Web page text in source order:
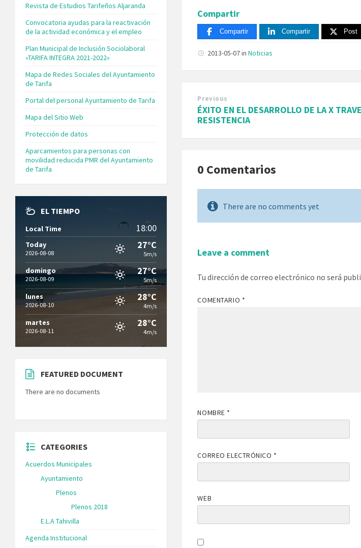
Compartir
Compartir Compartir Post
2013-05-07inNoticias
Previous
ÉXITO EN EL DESARROLLO DE LA X
RESISTENCIA
0 Comentarios
There are no comments yet
Leave a comment
Tu dirección de correo electrónico no será
COMENTARIO *
NOMBRE *
CORREO ELECTRÓNICO *
WEB
Revista de Estudios Tarifeños Aljaranda
Convocatoria ayudas para la reactivación
de la actividad económica y el empleo
Plan Municipal de Inclusión Sociolaboral
«TARIFA INTEGRA 2021-2022»
Mapa de Redes Sociales del Ayuntamiento
de Tarifa
Portal del personal Ayuntamiento de Tarifa
Mapa del Sitio Web
Protección de datos
Aparcamientos para personas con
movilidad reducida PMR del Ayuntamiento
de Tarifa
EL TIEMPO
Local Time 18:00
Today
2026-08-08
27°C
5m/s
domingo
2026-08-09
27°C
5m/s
lunes
2026-08-10
28°C
4m/s
martes
2026-08-11
28°C
4m/s
FEATURED DOCUMENT
There are no documents
CATEGORIES
Acuerdos Municipales
Ayuntamiento
Plenos
Plenos 2018
E.L.A Tahivilla
Agenda Institucional